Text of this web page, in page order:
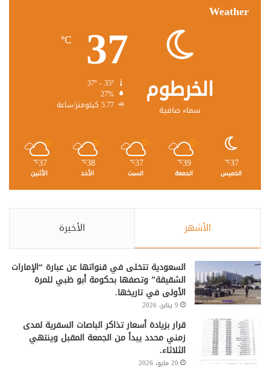
Weather
الخرطوم
سماء صافية
37
℃
27%
5.77 كيلومتر/ساعة
37
℃
الخميس
39
℃
الجمعة
37
℃
السبت
38
℃
الأحد
37
℃
الأثنين
الأشهر الأخيرة
السعودية تتخلى في قنواتها عن عبارة “الإمارات
الشقيقة” وتصفها بحكومة أبو ظبي للمرة
الأولى في تاريخها.
9 يناير، 2026
قرار بزيادة أسعار تذاكر الباصات السفرية لمدى
زمني محدد يبدأ من الجمعة المقبل وينتهي
الثلاثاء.
20 مايو، 2026